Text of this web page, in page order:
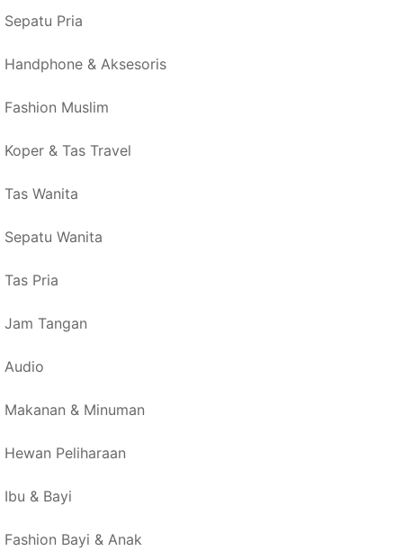
Sepatu Pria
Handphone & Aksesoris
Fashion Muslim
Koper & Tas Travel
Tas Wanita
Sepatu Wanita
Tas Pria
Jam Tangan
Audio
Makanan & Minuman
Hewan Peliharaan
Ibu & Bayi
Fashion Bayi & Anak